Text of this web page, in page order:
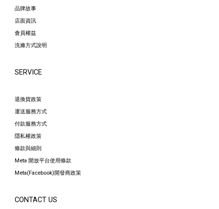
品牌故事
店面資訊
會員權益
洗滌方式說明
SERVICE
退換貨政策
運送服務方式
付款服務方式
隱私權政策
條款與細則
Meta 開放平台使用條款
Meta(Facebook)開發商政策
CONTACT US